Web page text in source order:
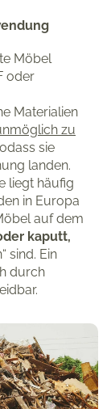
Möbel
oder
Materialien
zu
sie
landen.
liegt häufig
in Europa
auf dem
kaputt,
sind. Ein
durch